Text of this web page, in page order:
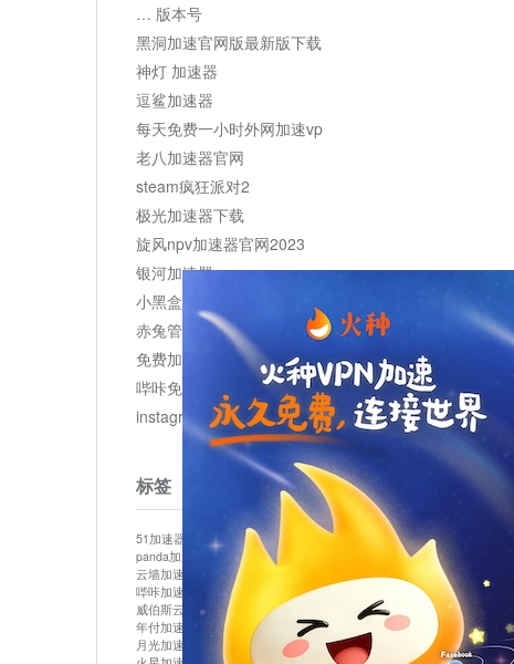
… 版本号
黑洞加速官网版最新版下载
神灯 加速器
逗鲨加速器
每天免费一小时外网加速vp
老八加速器官网
steam疯狂派对2
极光加速器下载
旋风npv加速器官网2023
银河加速器
小黑盒加速器加速
赤兔管理平台
免费加速器
哔咔免费加速服务器
instagram网页版登录入口
标签
51加速器 bitznet hidecat i7加速器
kuai500
panda加速器
snap加速器 vp加速器
中信加速器
云墙加速器
云速加速器
哔咔加速器
哔咔哔咔加速器 喵云 回锅肉加速器
威伯斯云
小明加速器 小蓝鸟加速器
布谷vp加速器
年付加速器
心阶云 快连 怎么上外网
易飞加速器
月光加速器
机场加速器 松果云 梯子加速器